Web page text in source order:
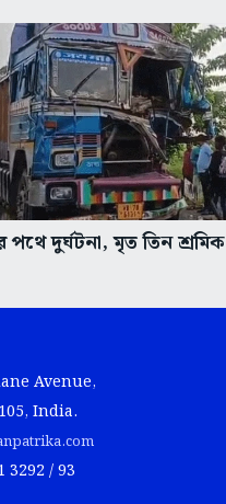
পথে দুর্ঘটনা, মৃত তিন শ্রমিক
Avenue,
India.
3292 / 93